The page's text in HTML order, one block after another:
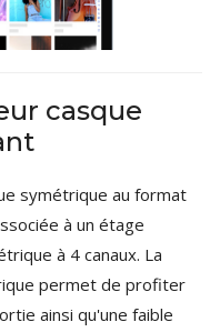
casque
symétrique au format
à un étage
à 4 canaux. La
permet de profiter
ainsi qu'une faible